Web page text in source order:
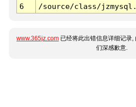
6
/source/class/
www.365jz.com 已经将此出错信息详细记录
们深感歉意.